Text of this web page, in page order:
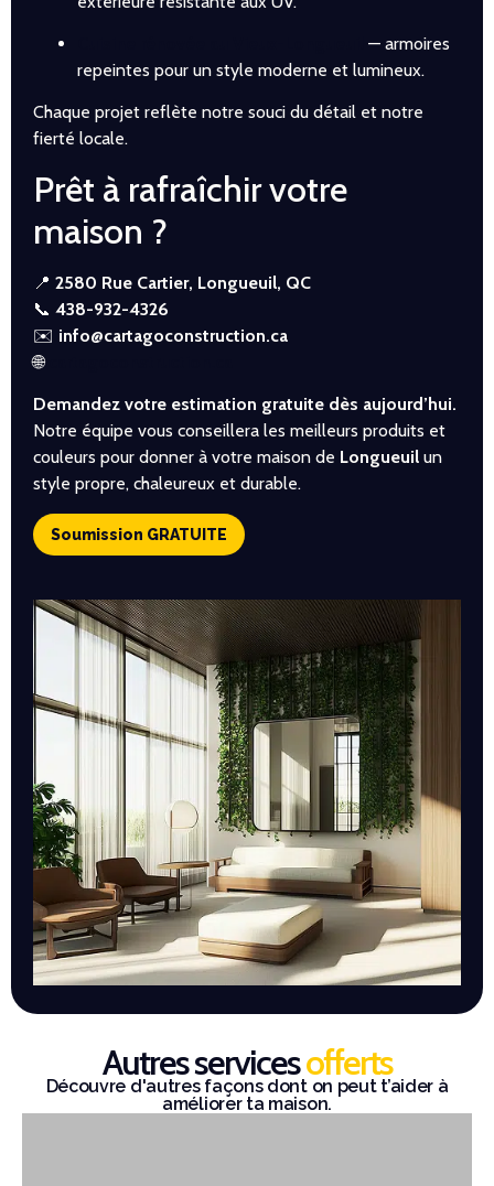
— armoires
repeintes pour un style moderne et lumineux.
Chaque projet reflète notre souci du détail et notre
fierté locale.
Prêt à rafraîchir votre
maison ?
📍 2580 Rue Cartier, Longueuil, QC
📞 438-932-4326
✉️ info@cartagoconstruction.ca
🌐
Demandez votre estimation gratuite dès aujourd’hui.
Notre équipe vous conseillera les meilleurs produits et
couleurs pour donner à votre maison de Longueuil un
style propre, chaleureux et durable.
Soumission GRATUITE
Autres servicesofferts
Découvre d'autres façons dont on peut t’aider à
améliorer ta maison.